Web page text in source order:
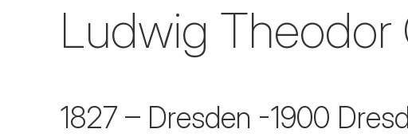
Ludwig Theodor
1827 – Dresden -1900